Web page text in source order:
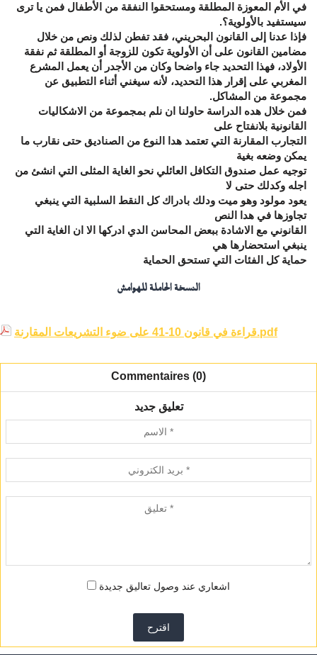
في الأم المعوزة المطلقة ومستحقوا النفقة من الأطفال فمن يا ترى
سيستفيد بالأولوية؟.
فإذا عدنا إلى القانون البحريني، فقد تفطن لذلك ونص من خلال
مضامين القانون على أن الأولوية تكون للزوجة أو المطلقة ثم نفقة
الأولاد، فهذا التحديد جاء واضحا وكان من الأجدر أن يعمل المشرع
المغربي على إقرار هذا التحديد، لأنه سيغني أثناء التطبيق عن
مجموعة من المشاكل.
فمن خلال هده الدراسة حاولنا ان نلم بمجموعة من الاشكاليات
القانونية بلانفتاح على
التجارب المقارنة التي تعتمد هدا النوع من الصناديق حتى نقارب ما
يمكن وضعه بغية
توجيه عمل صندوق التكافل العائلي نحو الغاية المثلى التي انشئ من
اجله وكدلك حتى لا
يعود مولود وهو ميت ودلك بادراك كل النقط السلبية التي ينبغي
تجاوزها في هدا النص
القانوني مع الاشادة ببعض المحاسن الدي ادركها الا ان الغاية التي
ينبغي استحضارها هي
حماية كل الفئات التي تستحق الحماية
النسخة الحاملة للهوامش
قراءة في قانون 10-41 على ضوء التشريعات المقارنة.pdf
Commentaires (0)
تعليق جديد
اشعاري عند وصول تعاليق جديدة
اقترح